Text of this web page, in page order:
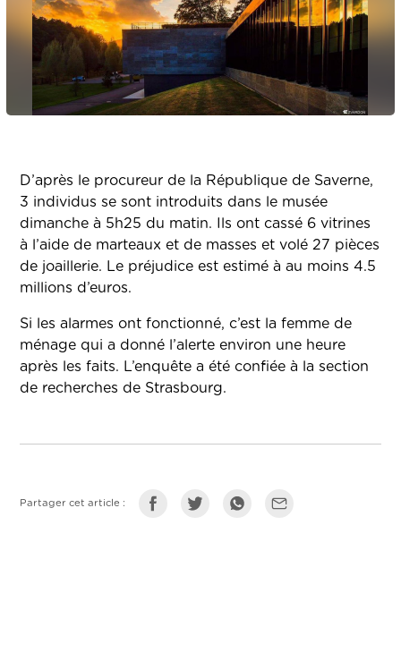
D’après le procureur de la République de Saverne,
3 individus se sont introduits dans le musée
dimanche à 5h25 du matin. Ils ont cassé 6 vitrines
à l’aide de marteaux et de masses et volé 27 pièces
de joaillerie. Le préjudice est estimé à au moins 4.5
millions d’euros.
Si les alarmes ont fonctionné, c’est la femme de
ménage qui a donné l’alerte environ une heure
après les faits. L’enquête a été confiée à la section
de recherches de Strasbourg.
Partager cet article :